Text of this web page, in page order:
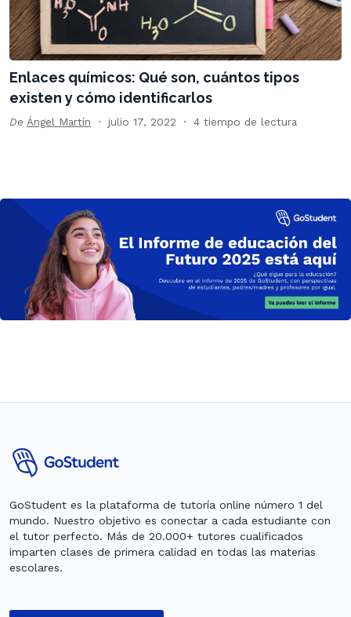
Enlaces químicos: Qué son, cuántos tipos
existen y cómo identificarlos
De Ángel Martín julio 17, 2022 4 tiempo de lectura
GoStudent es la plataforma de tutoría online número 1 del
mundo. Nuestro objetivo es conectar a cada estudiante con
el tutor perfecto. Más de 20.000+ tutores cualificados
imparten clases de primera calidad en todas las materias
escolares.